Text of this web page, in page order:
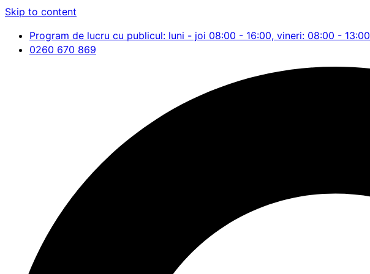
Skip to content
Program de lucru cu publicul: luni - joi 08:00 - 16:00, vineri: 08:00 - 13:00
0260 670 869